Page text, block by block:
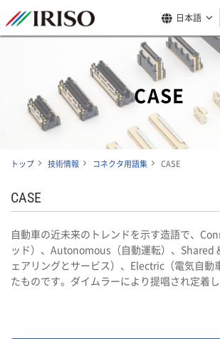
日本語
CASE
トップ 技術情報 コネクタ用語集 CASE
CASE
自動車の近未来のトレンドを示す造語で、
ッド）、Autonomous（自動運転）、Shared
ェアリングとサービス）、Electric（電気自動
たものです。ダイムラーにより提唱され定着し